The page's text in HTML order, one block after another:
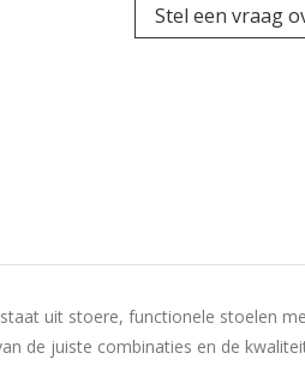
Stel een vraag
uit stoere, functionele stoelen
de juiste combinaties en de